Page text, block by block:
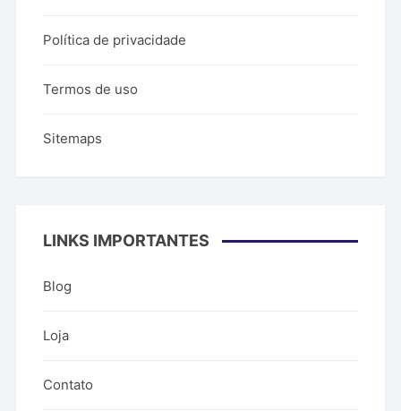
Política de privacidade
Termos de uso
Sitemaps
LINKS IMPORTANTES
Blog
Loja
Contato